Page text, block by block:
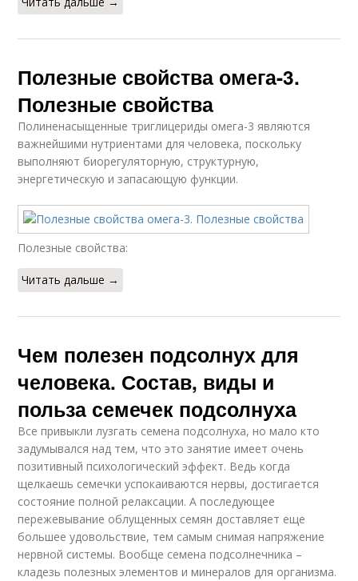
Полезные свойства омега-3.
Полезные свойства
Полиненасыщенные триглицериды омега-3 являются
важнейшими нутриентами для человека, поскольку
выполняют биорегуляторную, структурную,
энергетическую и запасающую функции.
Полезные свойства:
Читать дальше →
Чем полезен подсолнух для
человека. Состав, виды и
польза семечек подсолнуха
Все привыкли лузгать семена подсолнуха, но мало кто
задумывался над тем, что это занятие имеет очень
позитивный психологический эффект. Ведь когда
щелкаешь семечки успокаиваются нервы, достигается
состояние полной релаксации. А последующее
пережевывание облущенных семян доставляет еще
большее удовольствие, тем самым снимая напряжение
нервной системы. Вообще семена подсолнечника –
кладезь полезных элементов и минералов для организма.